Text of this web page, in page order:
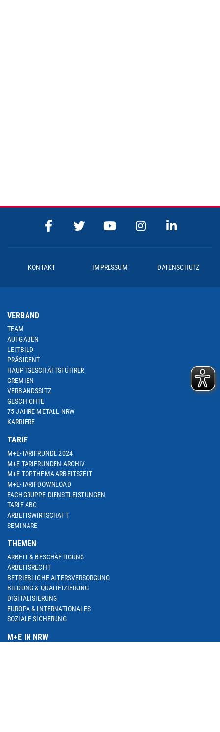
KONTAKT IMPRESSUM DATENSCHUTZ
VERBAND
TEAM
AUFGABEN
LEITBILD
PRÄSIDENT
HAUPTGESCHÄFTSFÜHRER
GREMIEN
VERBANDSSITZ
GESCHICHTE
75 JAHRE METALL NRW
KARRIERE
TARIF
M+E-TARIFRUNDE 2024
M+E-TARIFRUNDEN-ARCHIV
M+E-TOPTHEMA ARBEITSZEIT
M+E-TARIFDOWNLOAD
FACHGRUPPE DIENSTLEISTUNGEN
TARIF-ABC
ARBEITSWIRTSCHAFT
SEMINARE
THEMEN
ARBEIT & BESCHÄFTIGUNG
ARBEITSRECHT
BETRIEBLICHE ALTERSVERSORGUNG
BILDUNG & QUALIFIZIERUNG
DIGITALISIERUNG
EUROPA & INTERNATIONALES
SOZIALE SICHERUNG
M+E IN NRW